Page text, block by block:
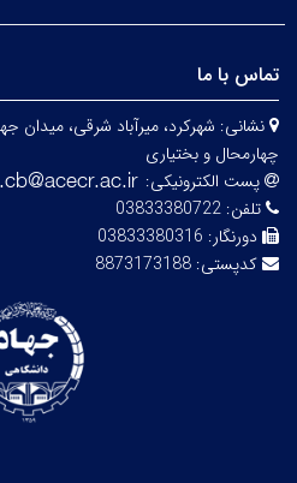
تماس با ما
نشانی: شهرکرد، میرآباد شرقی، میدان
چهارمحال و بختیاری
پست الکترونیکی:
تلفن: 03833380722
دورنگار: 03833380316
کدپستی: 8873173188